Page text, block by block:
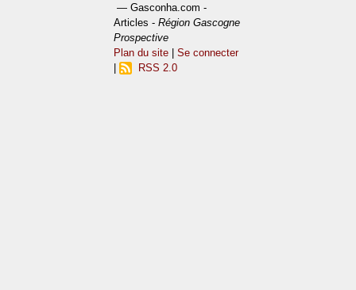
— Gasconha.com -
Articles -Région Gascogne
Prospective
Plan du site |Se connecter
RSS 2.0